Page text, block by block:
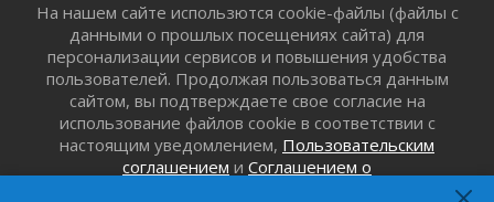
Все силы в кулак
01 августа 2026
Айда на пляж!
01 августа 2026
Один в поле — не воин
01 августа 2026
Пик топливного кризиса в регионе прошёл
На нашем сайте использются cookie-файлы (файлы с
данными о прошлых посещениях сайта) для
персонализации сервисов и повышения удобства
пользователей. Продолжая пользоваться данным
сайтом, вы подтверждаете свое согласие на
использование файлов cookie в соответствии с
настоящим уведомлением, Пользовательским
соглашением и Соглашением о